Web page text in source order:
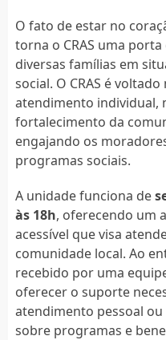
O fato de estar no
torna o CRAS uma
diversas famílias em
social. O CRAS é
atendimento individual,
fortalecimento da
engajando os
programas sociais.
A unidade funciona de
às 18h, oferecendo um
acessível que visa
comunidade local. Ao
recebido por uma
oferecer o suporte
atendimento pessoal
sobre programas e